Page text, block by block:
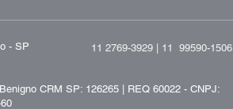
- SP 11 2769-3929 | 11 99590-1506
CRM SP: 126265 | REQ 60022 - CNPJ: